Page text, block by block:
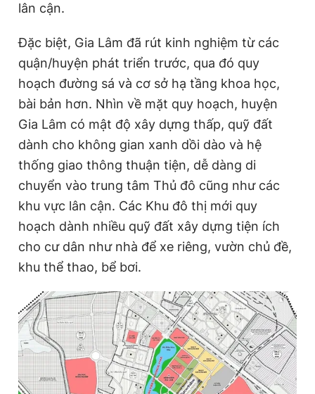
lân cận.
Đặc biệt, Gia Lâm đã rút kinh nghiệm từ các
quận/huyện phát triển trước, qua đó quy
hoạch đường sá và cơ sở hạ tầng khoa học,
bài bản hơn. Nhìn về mặt quy hoạch, huyện
Gia Lâm có mật độ xây dựng thấp, quỹ đất
dành cho không gian xanh dồi dào và hệ
thống giao thông thuận tiện, dễ dàng di
chuyển vào trung tâm Thủ đô cũng như các
khu vực lân cận. Các Khu đô thị mới quy
hoạch dành nhiều quỹ đất xây dựng tiện ích
cho cư dân như nhà để xe riêng, vườn chủ đề,
khu thể thao, bể bơi.